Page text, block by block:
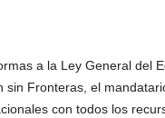
a la Ley General del
sin Fronteras, el
con todos los